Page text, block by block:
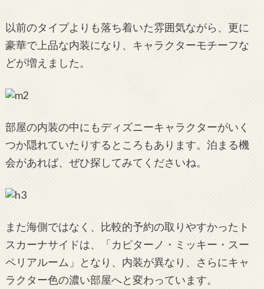
以前のタイプよりも落ち着いた雰囲気ながら、更に
豪華で上品な内装になり、キャラクターモチーフな
どが増えました。
部屋の内装の中にもディズニーキャラクターがいく
つか隠れていたりするところもあります。泊まる機
会があれば、ぜひ探してみてくださいね。
また海側ではなく、比較的予約の取りやすかったト
スカーナサイドは、「カピターノ・ミッキー・スー
ペリアルーム」となり、内装が異なり、さらにキャ
ラクター色の濃い部屋へと変わっています。